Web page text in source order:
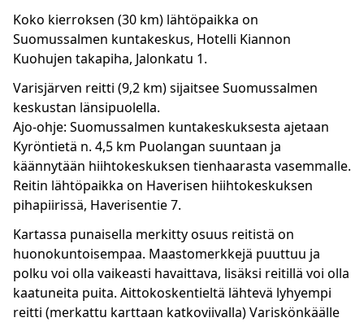
Koko kierroksen (30 km) lähtöpaikka on
Suomussalmen kuntakeskus, Hotelli Kiannon
Kuohujen takapiha, Jalonkatu 1.
Varisjärven reitti (9,2 km) sijaitsee Suomussalmen
keskustan länsipuolella.
Ajo-ohje: Suomussalmen kuntakeskuksesta ajetaan
Kyröntietä n. 4,5 km Puolangan suuntaan ja
käännytään hiihtokeskuksen tienhaarasta vasemmalle.
Reitin lähtöpaikka on Haverisen hiihtokeskuksen
pihapiirissä, Haverisentie 7.
Kartassa punaisella merkitty osuus reitistä on
huonokuntoisempaa. Maastomerkkejä puuttuu ja
polku voi olla vaikeasti havaittava, lisäksi reitillä voi olla
kaatuneita puita. Aittokoskentieltä lähtevä lyhyempi
reitti (merkattu karttaan katkoviivalla) Variskönkäälle